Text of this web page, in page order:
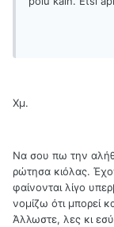
Χμ.
Να σου πω την
ρώτησα κιόλας.
φαίνονται λίγο
νομίζω ότι μπορεί
Άλλωστε, λες κι